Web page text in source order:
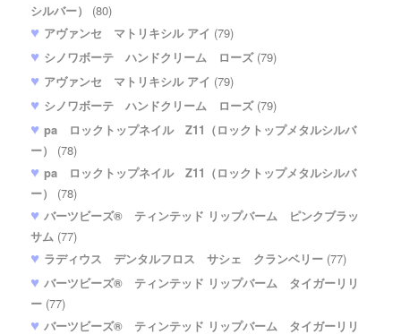
シルバー）
(80)
アヴァンセ マトリキシル アイ (79)
シノワボーテ ハンドクリーム ローズ(79)
アヴァンセ マトリキシル アイ (79)
シノワボーテ ハンドクリーム ローズ(79)
pa ロックトップネイル Z11（ロックトップメタルシルバ
ー）
(78)
pa ロックトップネイル Z11（ロックトップメタルシルバ
ー）
(78)
バーツビーズ® ティンテッド リップバーム ピンクブラッ
サム (77)
ラディウス デンタルフロス サシェ クランベリー (77)
バーツビーズ® ティンテッド リップバーム タイガーリリ
ー (77)
バーツビーズ® ティンテッド リップバーム タイガーリリ